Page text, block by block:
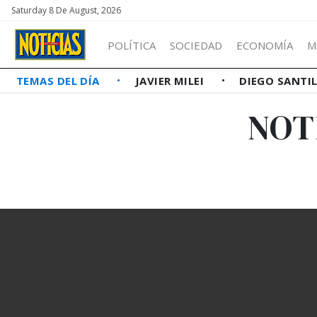
Saturday 8 De August, 2026
POLÍTICA SOCIEDAD ECONOMÍA
TEMAS DEL DÍA JAVIER MILEI DIEGO